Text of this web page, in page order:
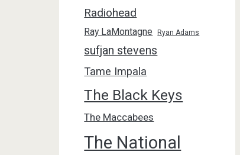
Radiohead
Ray LaMontagne Ryan Adams
sufjan stevens
Tame Impala
The Black Keys
The Maccabees
The National